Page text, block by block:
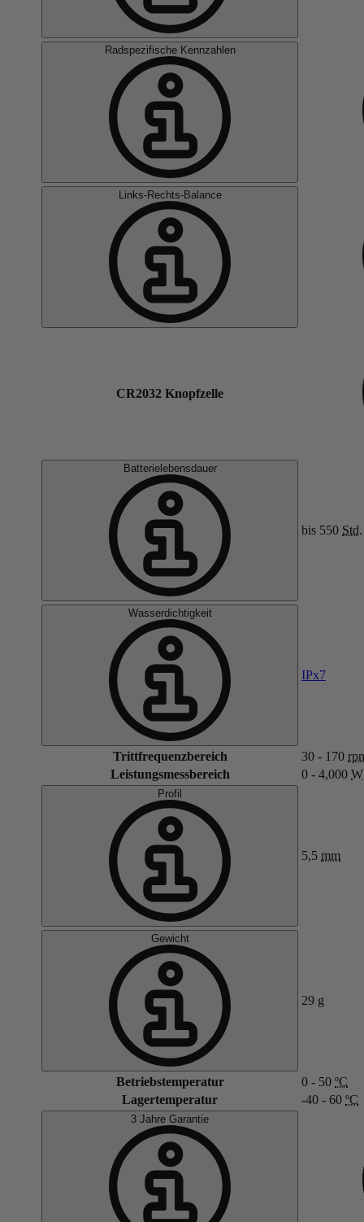
Radspezifische Kennzahlen
Links-Rechts-Balance
CR2032 Knopfzelle
Batterielebensdauer
bis 550 Std.
Wasserdichtigkeit
IPx7
Trittfrequenzbereich 30 - 170
Leistungsmessbereich
0 - 4,000 W
Profil
5,5 mm
Gewicht
29 g
Betriebstemperatur 0 - 50 ºC
Lagertemperatur
-40 - 60 ºC
3 Jahre Garantie